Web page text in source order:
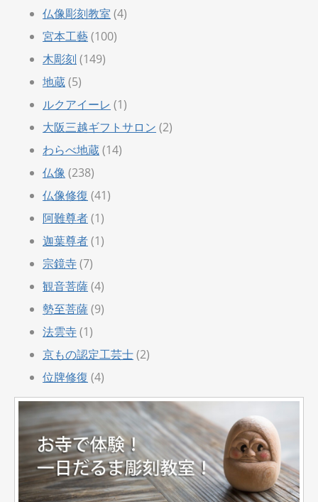
仏像彫刻教室 (4)
宮本工藝(100)
木彫刻 (149)
地蔵(5)
ルクアイーレ (1)
大阪三越ギフトサロン (2)
わらべ地蔵(14)
仏像 (238)
仏像修復 (41)
阿難尊者(1)
迦葉尊者(1)
宗鏡寺(7)
観音菩薩(4)
勢至菩薩(9)
法雲寺(1)
京もの認定工芸士(2)
位牌修復 (4)